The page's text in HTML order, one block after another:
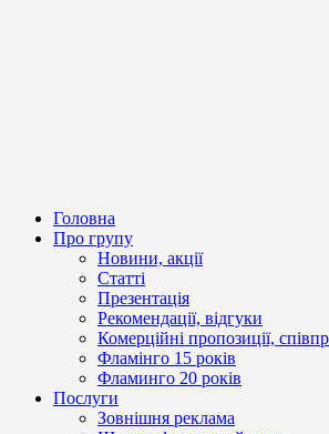
Головна
Про групу
Новини, акції
Статті
Презентація
Рекомендації, відгуки
Комерційні пропозиції,
Фламінго 15 років
Фламинго 20 років
Послуги
Зовнішня реклама